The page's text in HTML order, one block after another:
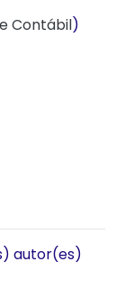
Contábil)
autor(es)